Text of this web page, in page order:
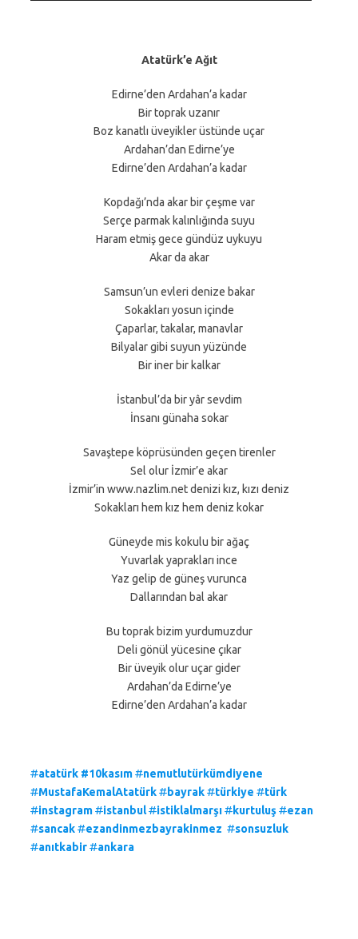
Atatürk’e Ağıt
Edirne’den Ardahan’a kadar
Bir toprak uzanır
Boz kanatlı üveyikler üstünde uçar
Ardahan’dan Edirne’ye
Edirne’den Ardahan’a kadar
Kopdağı’nda akar bir çeşme var
Serçe parmak kalınlığında suyu
Haram etmiş gece gündüz uykuyu
Akar da akar
Samsun’un evleri denize bakar
Sokakları yosun içinde
Çaparlar, takalar, manavlar
Bilyalar gibi suyun yüzünde
Bir iner bir kalkar
İstanbul’da bir yâr sevdim
İnsanı günaha sokar
Savaştepe köprüsünden geçen tirenler
Sel olur İzmir’e akar
İzmir’in www.nazlim.net denizi kız, kızı deniz
Sokakları hem kız hem deniz kokar
Güneyde mis kokulu bir ağaç
Yuvarlak yaprakları ince
Yaz gelip de güneş vurunca
Dallarından bal akar
Bu toprak bizim yurdumuzdur
Deli gönül yücesine çıkar
Bir üveyik olur uçar gider
Ardahan’da Edirne’ye
Edirne’den Ardahan’a kadar
#atatürk #10kasım#nemutlutürkümdiyene
#MustafaKemalAtatürk#bayrak#türkiye #türk
#instagram#istanbul#istiklalmarşı#kurtuluş#ezan
#sancak#ezandinmezbayrakinmez #sonsuzluk
#anıtkabir#ankara